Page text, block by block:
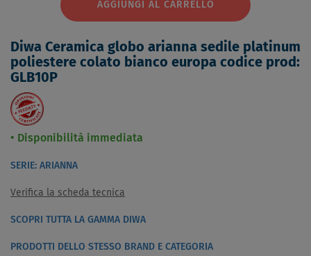
AGGIUNGI AL CARRELLO
Diwa Ceramica globo arianna sedile platinum
poliestere colato bianco europa codice prod:
GLB10P
Disponibilità immediata
SERIE: ARIANNA
Verifica la scheda tecnica
SCOPRI TUTTA LA GAMMA DIWA
PRODOTTI DELLO STESSO BRAND E CATEGORIA